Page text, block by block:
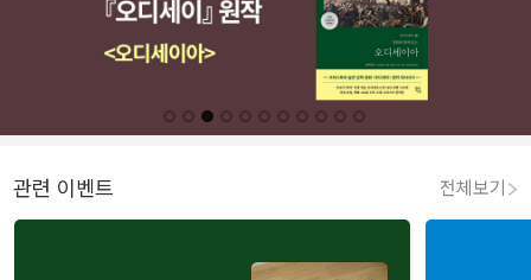
관련 이벤트 전체보기